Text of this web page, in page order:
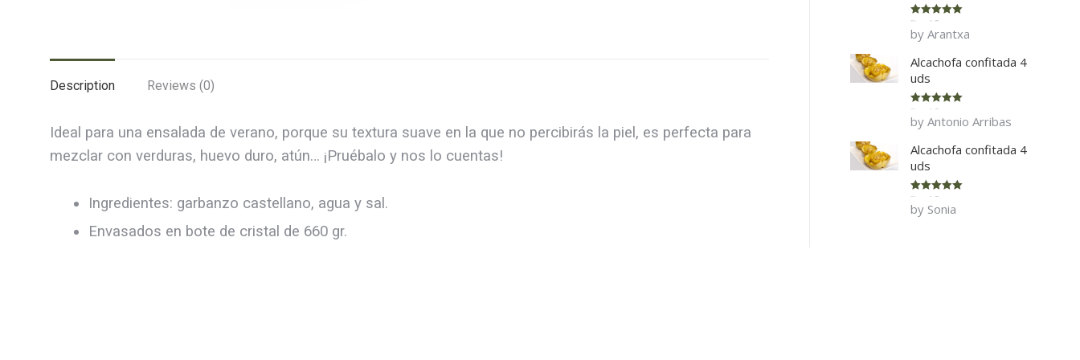
Description Reviews (0)
Ideal para una ensalada de verano, porque su textura suave en la que no percibirás la piel, es perfecta para
mezclar con verduras, huevo duro, atún… ¡Pruébalo y nos lo cuentas!
Ingredientes: garbanzo castellano, agua y sal.
Envasados en bote de cristal de 660 gr.
Rated 5
of 5
by Arantxa
Alcachofa confitada 4
uds
Rated 5
of 5
by Antonio Arribas
Alcachofa confitada 4
uds
Rated 5
of 5
by Sonia